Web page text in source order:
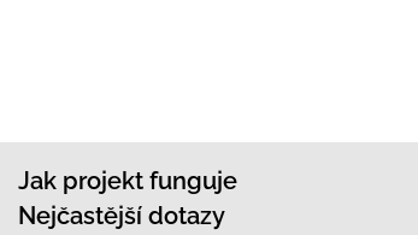
Jak projekt funguje
Nejčastější dotazy